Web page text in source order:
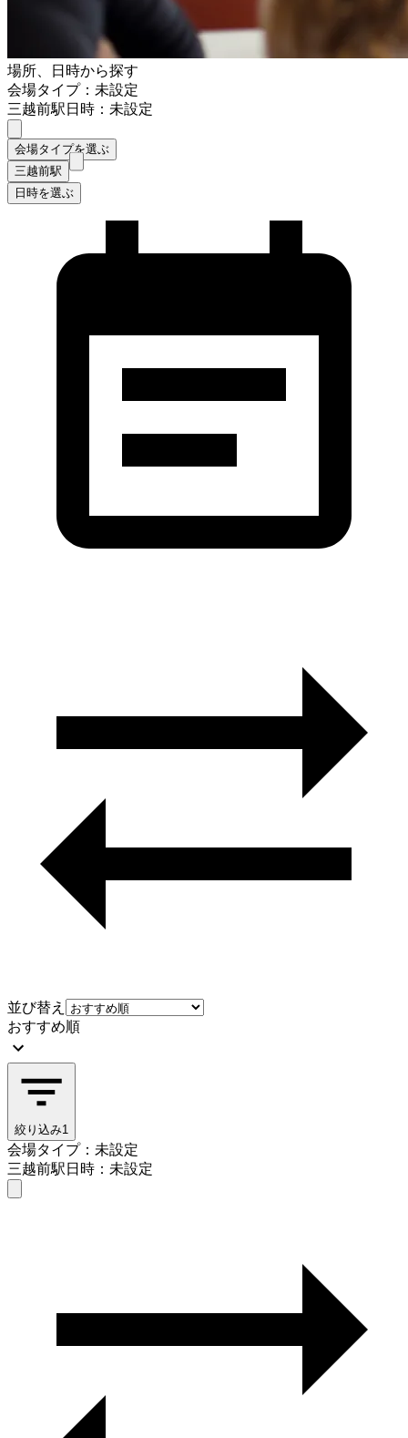
場所、日時から探す
会場タイプ：未設定
三越前駅日時：未設定
会場タイプを選ぶ
三越前駅
日時を選ぶ
並び替え
おすすめ順
絞り込み1
会場タイプ：未設定
三越前駅日時：未設定